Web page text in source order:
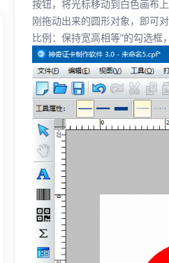
按钮，将光标移动到白色画布
刚拖动出来的圆形对象，即可
比例：保持宽高相等”的勾选框